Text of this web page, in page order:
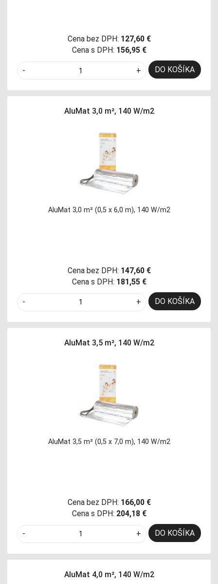
Cena bez DPH: 127,60 €
Cena s DPH: 156,95 €
- + DO KOŠÍKA
AluMat 3,0 m², 140 W/m2
AluMat 3,0 m² (0,5 x 6,0 m), 140 W/m2
Cena bez DPH: 147,60 €
Cena s DPH: 181,55 €
- + DO KOŠÍKA
AluMat 3,5 m², 140 W/m2
AluMat 3,5 m² (0,5 x 7,0 m), 140 W/m2
Cena bez DPH: 166,00 €
Cena s DPH: 204,18 €
- + DO KOŠÍKA
AluMat 4,0 m², 140 W/m2